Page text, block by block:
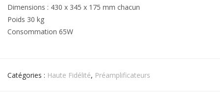
Dimensions : 430 x 345 x 175 mm chacun
Poids 30 kg
Consommation 65W
Catégories : Haute Fidélité, Préamplificateurs